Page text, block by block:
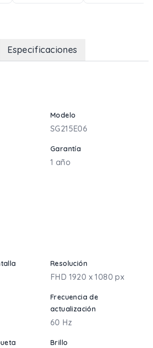
Especificaciones
Modelo
SG215E06
Garantía
1 año
Resolución
FHD 1920 x 1080 px
Frecuencia de
actualización
60 Hz
Brillo